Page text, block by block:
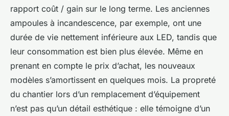
rapport coût / gain sur le long terme. Les anciennes
ampoules à incandescence, par exemple, ont une
durée de vie nettement inférieure aux LED, tandis que
leur consommation est bien plus élevée. Même en
prenant en compte le prix d’achat, les nouveaux
modèles s’amortissent en quelques mois. La propreté
du chantier lors d’un remplacement d’équipement
n’est pas qu’un détail esthétique : elle témoigne d’un